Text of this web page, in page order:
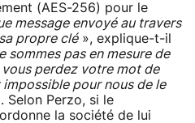
(AES-256) pour le
message envoyé au travers
propre clé», explique-t-il
sommes pas en mesure de
perdez votre mot de
pour nous de le
Selon Perzo, si le
la société de lui